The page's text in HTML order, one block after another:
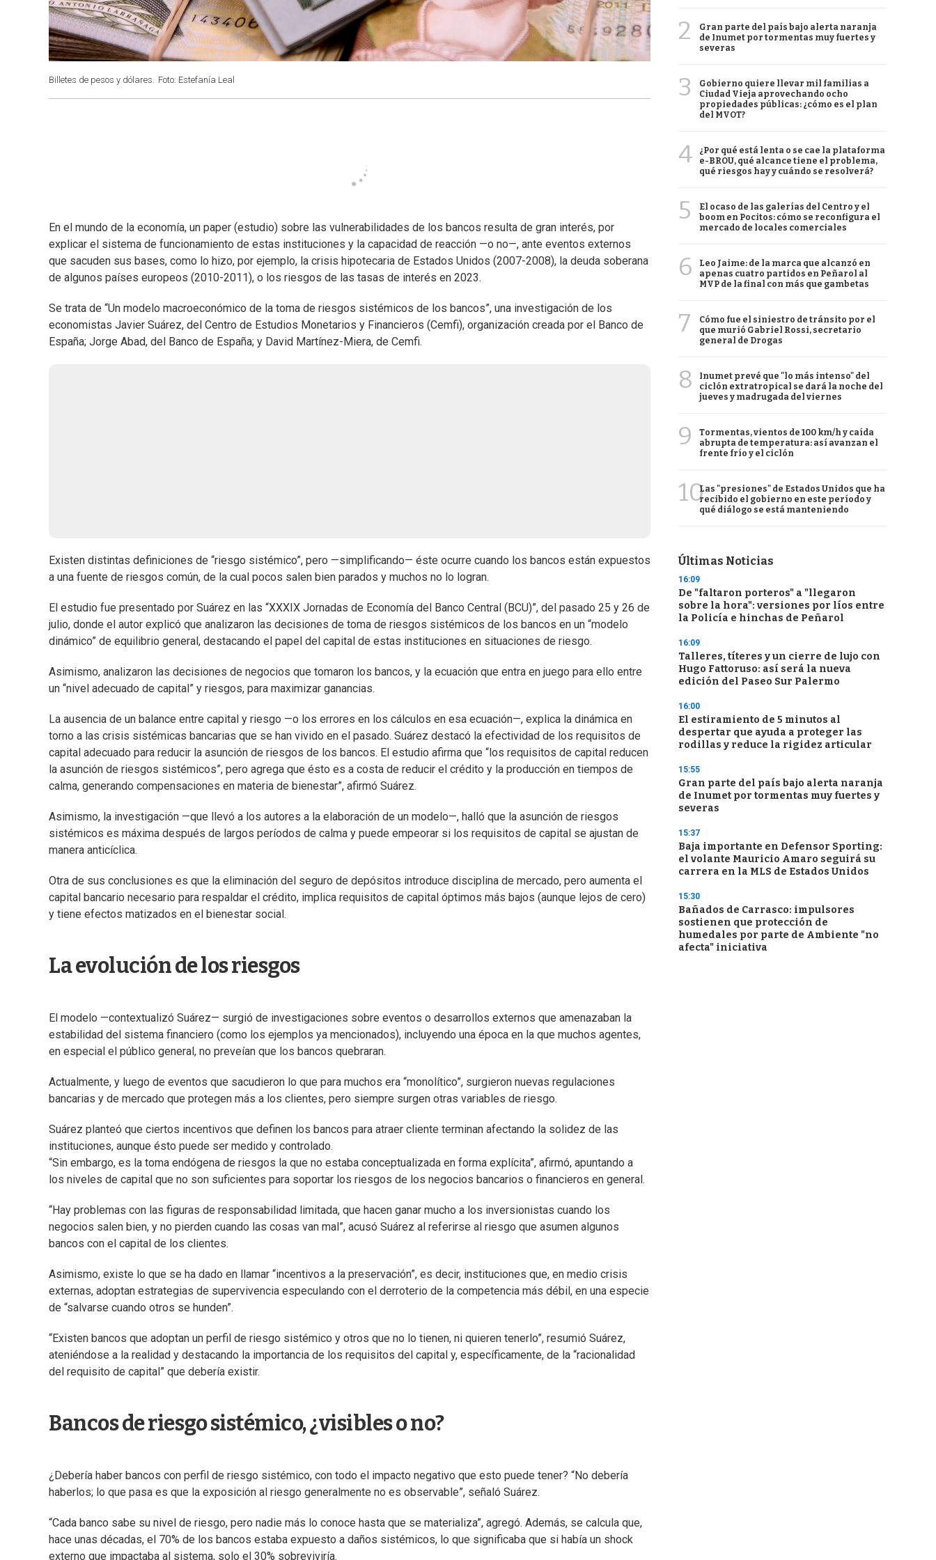
Billetes de pesos y dólares. Foto: Estefanía Leal
En el mundo de la economía, un paper (estudio) sobre las vulnerabilidades de los bancos resulta de gran interés, por
explicar el sistema de funcionamiento de estas instituciones y la capacidad de reacción —o no—, ante eventos externos
que sacuden sus bases, como lo hizo, por ejemplo, la crisis hipotecaria de Estados Unidos (2007-2008), la deuda soberana
de algunos países europeos (2010-2011), o los riesgos de las tasas de interés en 2023.
Se trata de “Un modelo macroeconómico de la toma de riesgos sistémicos de los bancos”, una investigación de los
economistas Javier Suárez, del Centro de Estudios Monetarios y Financieros (Cemfi), organización creada por el Banco de
España; Jorge Abad, del Banco de España; y David Martínez-Miera, de Cemfi.
Existen distintas definiciones de “riesgo sistémico”, pero —simplificando— éste ocurre cuando los bancos están expuestos
a una fuente de riesgos común, de la cual pocos salen bien parados y muchos no lo logran.
El estudio fue presentado por Suárez en las “XXXIX Jornadas de Economía del Banco Central (BCU)”, del pasado 25 y 26 de
julio, donde el autor explicó que analizaron las decisiones de toma de riesgos sistémicos de los bancos en un “modelo
dinámico” de equilibrio general, destacando el papel del capital de estas instituciones en situaciones de riesgo.
Asimismo, analizaron las decisiones de negocios que tomaron los bancos, y la ecuación que entra en juego para ello entre
un “nivel adecuado de capital” y riesgos, para maximizar ganancias.
La ausencia de un balance entre capital y riesgo —o los errores en los cálculos en esa ecuación—, explica la dinámica en
torno a las crisis sistémicas bancarias que se han vivido en el pasado. Suárez destacó la efectividad de los requisitos de
capital adecuado para reducir la asunción de riesgos de los bancos. El estudio afirma que “los requisitos de capital reducen
la asunción de riesgos sistémicos”, pero agrega que ésto es a costa de reducir el crédito y la producción en tiempos de
calma, generando compensaciones en materia de bienestar”, afirmó Suárez.
Asimismo, la investigación —que llevó a los autores a la elaboración de un modelo—, halló que la asunción de riesgos
sistémicos es máxima después de largos períodos de calma y puede empeorar si los requisitos de capital se ajustan de
manera anticíclica.
Otra de sus conclusiones es que la eliminación del seguro de depósitos introduce disciplina de mercado, pero aumenta el
capital bancario necesario para respaldar el crédito, implica requisitos de capital óptimos más bajos (aunque lejos de cero)
y tiene efectos matizados en el bienestar social.
La evolución de los riesgos
El modelo —contextualizó Suárez— surgió de investigaciones sobre eventos o desarrollos externos que amenazaban la
estabilidad del sistema financiero (como los ejemplos ya mencionados), incluyendo una época en la que muchos agentes,
en especial el público general, no preveían que los bancos quebraran.
Actualmente, y luego de eventos que sacudieron lo que para muchos era “monolítico”, surgieron nuevas regulaciones
bancarias y de mercado que protegen más a los clientes, pero siempre surgen otras variables de riesgo.
Suárez planteó que ciertos incentivos que definen los bancos para atraer cliente terminan afectando la solidez de las
instituciones, aunque ésto puede ser medido y controlado.
“Sin embargo, es la toma endógena de riesgos la que no estaba conceptualizada en forma explícita”, afirmó, apuntando a
los niveles de capital que no son suficientes para soportar los riesgos de los negocios bancarios o financieros en general.
“Hay problemas con las figuras de responsabilidad limitada, que hacen ganar mucho a los inversionistas cuando los
negocios salen bien, y no pierden cuando las cosas van mal”, acusó Suárez al referirse al riesgo que asumen algunos
bancos con el capital de los clientes.
Asimismo, existe lo que se ha dado en llamar “incentivos a la preservación”, es decir, instituciones que, en medio crisis
externas, adoptan estrategias de supervivencia especulando con el derroterio de la competencia más débil, en una especie
de “salvarse cuando otros se hunden”.
“Existen bancos que adoptan un perfil de riesgo sistémico y otros que no lo tienen, ni quieren tenerlo”, resumió Suárez,
ateniéndose a la realidad y destacando la importancia de los requisitos del capital y, específicamente, de la “racionalidad
del requisito de capital” que debería existir.
Bancos de riesgo sistémico, ¿visibles o no?
¿Debería haber bancos con perfil de riesgo sistémico, con todo el impacto negativo que esto puede tener? “No debería
haberlos; lo que pasa es que la exposición al riesgo generalmente no es observable”, señaló Suárez.
“Cada banco sabe su nivel de riesgo, pero nadie más lo conoce hasta que se materializa”, agregó. Además, se calcula que,
hace unas décadas, el 70% de los bancos estaba expuesto a daños sistémicos, lo que significaba que si había un shock
externo que impactaba al sistema, solo el 30% sobreviviría.
2
Gran parte del país bajo alerta naranja
de Inumet por tormentas muy fuertes y
severas
3
Gobierno quiere llevar mil familias a
Ciudad Vieja aprovechando ocho
propiedades públicas: ¿cómo es el plan
del MVOT?
4
¿Por qué está lenta o se cae la plataforma
e-BROU, qué alcance tiene el problema,
qué riesgos hay y cuándo se resolverá?
5
El ocaso de las galerías del Centro y el
boom en Pocitos: cómo se reconfigura el
mercado de locales comerciales
6
Leo Jaime: de la marca que alcanzó en
apenas cuatro partidos en Peñarol al
MVP de la final con más que gambetas
7
Cómo fue el siniestro de tránsito por el
que murió Gabriel Rossi, secretario
general de Drogas
8
Inumet prevé que "lo más intenso" del
ciclón extratropical se dará la noche del
jueves y madrugada del viernes
9
Tormentas, vientos de 100 km/h y caída
abrupta de temperatura: así avanzan el
frente frío y el ciclón
10Las "presiones" de Estados Unidos que ha
recibido el gobierno en este período y
qué diálogo se está manteniendo
Últimas Noticias
16:09
De "faltaron porteros" a "llegaron
sobre la hora": versiones por líos entre
la Policía e hinchas de Peñarol
16:09
Talleres, títeres y un cierre de lujo con
Hugo Fattoruso: así será la nueva
edición del Paseo Sur Palermo
16:00
El estiramiento de 5 minutos al
despertar que ayuda a proteger las
rodillas y reduce la rigidez articular
15:55
Gran parte del país bajo alerta naranja
de Inumet por tormentas muy fuertes y
severas
15:37
Baja importante en Defensor Sporting:
el volante Mauricio Amaro seguirá su
carrera en la MLS de Estados Unidos
15:30
Bañados de Carrasco: impulsores
sostienen que protección de
humedales por parte de Ambiente "no
afecta" iniciativa